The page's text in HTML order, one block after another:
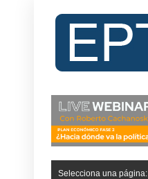
Selecciona una página: